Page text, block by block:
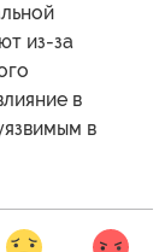
из-за
в
в